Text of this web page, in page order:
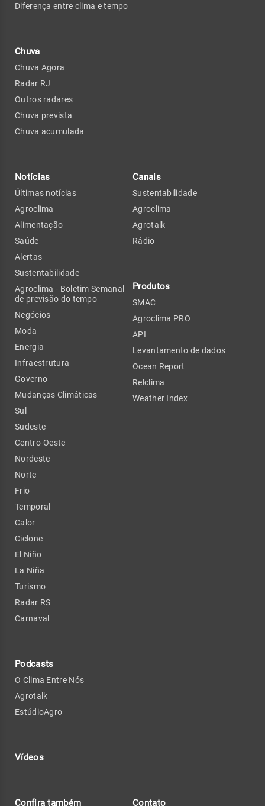
Diferença entre clima e tempo
Chuva
Chuva Agora
Radar RJ
Outros radares
Chuva prevista
Chuva acumulada
Notícias
Últimas notícias
Agroclima
Alimentação
Saúde
Alertas
Sustentabilidade
Agroclima - Boletim Semanal
de previsão do tempo
Negócios
Moda
Energia
Infraestrutura
Governo
Mudanças Climáticas
Sul
Sudeste
Centro-Oeste
Nordeste
Norte
Frio
Temporal
Calor
Ciclone
El Niño
La Niña
Turismo
Radar RS
Carnaval
Podcasts
O Clima Entre Nós
Agrotalk
EstúdioAgro
Vídeos
Canais
Sustentabilidade
Agroclima
Agrotalk
Rádio
Produtos
SMAC
Agroclima PRO
API
Levantamento de dados
Ocean Report
Relclima
Weather Index
Confira também Contato